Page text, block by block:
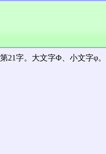
第21字。大文字Φ、小文字φ。